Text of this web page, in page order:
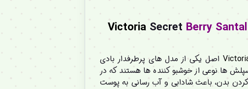
Victoria Secret Berry Santal
Fragrance Mist اصل یکی از مدل های پرطرفدار بادی
ها نوعی از خوشبو کننده ها هستند که در
بدن، باعث شادابی و آب رسانی به پوست